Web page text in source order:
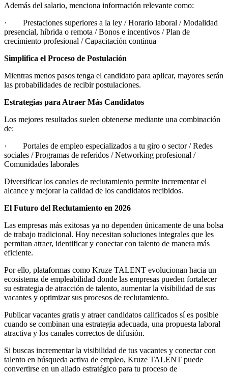
Además del salario, menciona información relevante como:
· Prestaciones superiores a la ley / Horario laboral / Modalidad
presencial, híbrida o remota / Bonos e incentivos / Plan de
crecimiento profesional / Capacitación continua
Simplifica el Proceso de Postulación
Mientras menos pasos tenga el candidato para aplicar, mayores serán
las probabilidades de recibir postulaciones.
Estrategias para Atraer Más Candidatos
Los mejores resultados suelen obtenerse mediante una combinación
de:
· Portales de empleo especializados a tu giro o sector / Redes
sociales / Programas de referidos / Networking profesional /
Comunidades laborales
Diversificar los canales de reclutamiento permite incrementar el
alcance y mejorar la calidad de los candidatos recibidos.
El Futuro del Reclutamiento en 2026
Las empresas más exitosas ya no dependen únicamente de una bolsa
de trabajo tradicional. Hoy necesitan soluciones integrales que les
permitan atraer, identificar y conectar con talento de manera más
eficiente.
Por ello, plataformas como Kruze TALENT evolucionan hacia un
ecosistema de empleabilidad donde las empresas pueden fortalecer
su estrategia de atracción de talento, aumentar la visibilidad de sus
vacantes y optimizar sus procesos de reclutamiento.
Publicar vacantes gratis y atraer candidatos calificados sí es posible
cuando se combinan una estrategia adecuada, una propuesta laboral
atractiva y los canales correctos de difusión.
Si buscas incrementar la visibilidad de tus vacantes y conectar con
talento en búsqueda activa de empleo, Kruze TALENT puede
convertirse en un aliado estratégico para tu proceso de